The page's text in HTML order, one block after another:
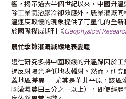
響，揭示過去半個世紀以來，中國升溫
除工業氣溶膠冷卻效應外，農業灌溉
溫速度較慢的現象提供了可量化的全
於國際權威期刊《Geophysical
農忙季節灌溉減緩地表變暖
過往研究多將中國較緩的升溫歸因於
過反射陽光降低地表輻射。然而，研
蓋地區差異——尤其是華北平原，該區
國灌溉農田三分之一以上），即使經